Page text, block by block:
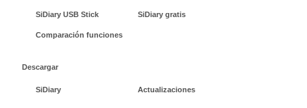
SiDiary USB Stick SiDiary gratis
Comparación funciones
Descargar
SiDiary Actualizaciones